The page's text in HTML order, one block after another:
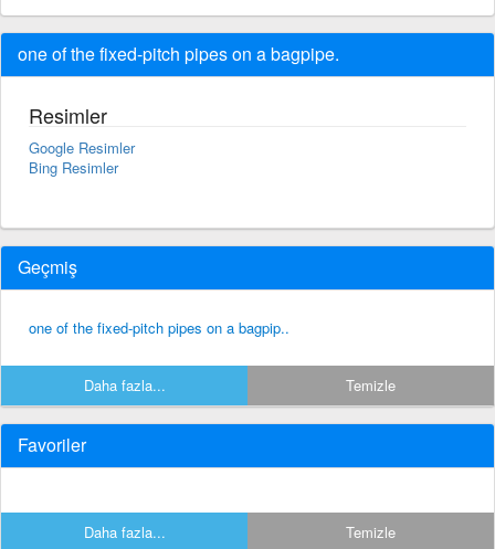
one of the fixed-pitch pipes on a bagpipe.
Resimler
Google Resimler
Bing Resimler
Geçmiş
one of the fixed-pitch pipes on a bagpip..
Daha fazla... Temizle
Favoriler
Daha fazla... Temizle